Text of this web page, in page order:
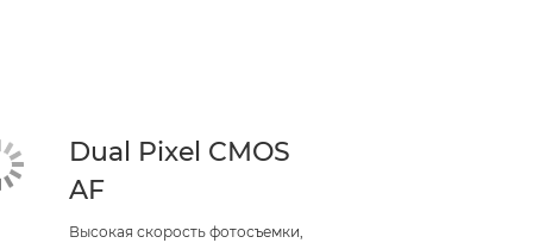
Dual Pixel CMOS
AF
Высокая скорость фотосъемки,